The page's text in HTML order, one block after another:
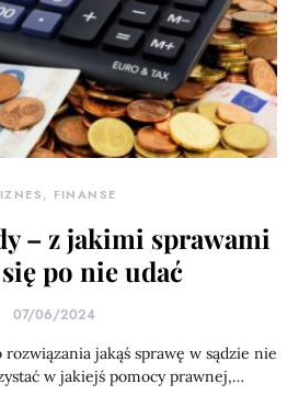
FINANSE
– z jakimi sprawami
po nie udać
07/06/2024
rozwiązania jakąś sprawę w sądzie nie
w jakiejś pomocy prawnej,…